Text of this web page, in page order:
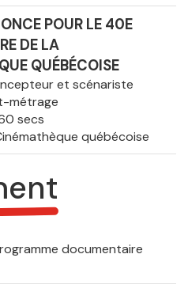
POUR LE 40E
DE LA
QUÉBÉCOISE
et scénariste
métrage
secs
québécoise
documentaire